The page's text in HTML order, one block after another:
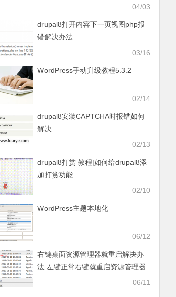
04/03
drupal8打开内容下一页视图php报
错解决办法
03/16
WordPress手动升级教程5.3.2
02/14
drupal8安装CAPTCHA时报错如何
解决
02/13
drupal8打赏 教程|如何给drupal8添
加打赏功能
02/10
WordPress主题本地化
06/12
右键桌面资源管理器就重启解决办
法 左键正常右键就重启资源管理器
06/11